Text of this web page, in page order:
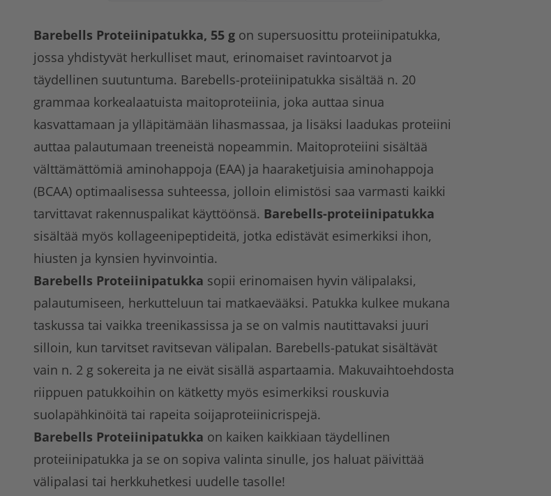
Barebells Proteiinipatukka, 55 g on supersuosittu proteiinipatukka,
jossa yhdistyvät herkulliset maut, erinomaiset ravintoarvot ja
täydellinen suutuntuma. Barebells-proteiinipatukka sisältää n. 20
grammaa korkealaatuista maitoproteiinia, joka auttaa sinua
kasvattamaan ja ylläpitämään lihasmassaa, ja lisäksi laadukas proteiini
auttaa palautumaan treeneistä nopeammin. Maitoproteiini sisältää
välttämättömiä aminohappoja (EAA) ja haaraketjuisia aminohappoja
(BCAA) optimaalisessa suhteessa, jolloin elimistösi saa varmasti kaikki
tarvittavat rakennuspalikat käyttöönsä. Barebells-proteiinipatukka
sisältää myös kollageenipeptideitä, jotka edistävät esimerkiksi ihon,
hiusten ja kynsien hyvinvointia.
Barebells Proteiinipatukka sopii erinomaisen hyvin välipalaksi,
palautumiseen, herkutteluun tai matkaevääksi. Patukka kulkee mukana
taskussa tai vaikka treenikassissa ja se on valmis nautittavaksi juuri
silloin, kun tarvitset ravitsevan välipalan. Barebells-patukat sisältävät
vain n. 2 g sokereita ja ne eivät sisällä aspartaamia. Makuvaihtoehdosta
riippuen patukkoihin on kätketty myös esimerkiksi rouskuvia
suolapähkinöitä tai rapeita soijaproteiinicrispejä.
Barebells Proteiinipatukka on kaiken kaikkiaan täydellinen
proteiinipatukka ja se on sopiva valinta sinulle, jos haluat päivittää
välipalasi tai herkkuhetkesi uudelle tasolle!